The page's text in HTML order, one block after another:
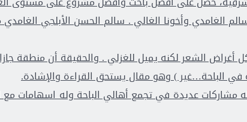
الغامدي وأخونا الغالي . سالم الحسن الأبلجي
الشعر لكنه يميل للغزلي . والحقيقة أن منطقة جازان
في الباحة…غير ) وهو مقال يستحق القراءة والإشادة.
له مشاركات عديدة في تجمع أهالي الباحة وله اسهامات